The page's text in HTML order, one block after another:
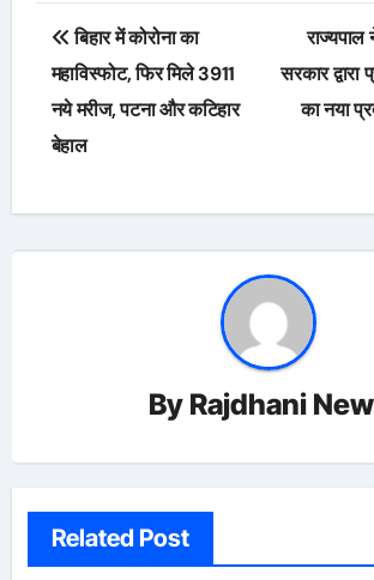
Post
navigation
बिहार में कोरोना का
महाविस्फोट, फिर मिले 3911
नये मरीज, पटना और कटिहार
बेहाल
राज्यपाल
सरकार
का नया
By Rajdhani
Related Post